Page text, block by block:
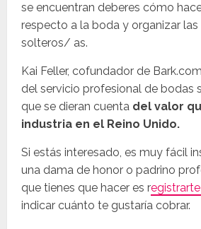
se encuentran deberes cómo
respecto a la boda y organizar
solteros/ as.
Kai Feller, cofundador de
del servicio profesional de bodas
que se dieran cuenta del valor
industria en el Reino Unido.
Si estás interesado, es muy fácil
una dama de honor o padrino
que tienes que hacer es r
indicar cuánto te gustaría cobrar.